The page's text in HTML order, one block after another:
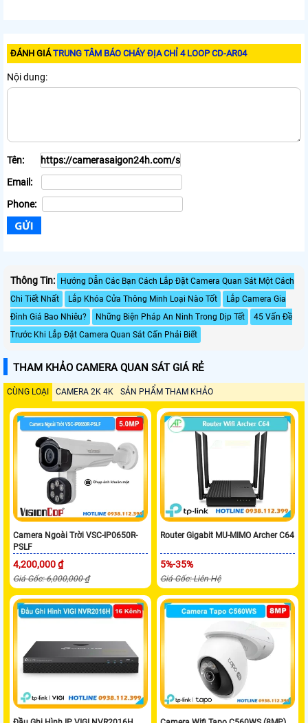
ĐÁNH GIÁTRUNG TÂM BÁO CHÁY ĐỊA CHỈ 4 LOOP CD-AR04
Nội dung:
Tên:
Email:
Phone:
Thông Tin:
Hướng Dẫn Các Bạn Cách Lắp Đặt Camera Quan Sát Một Cách
Chi Tiết Nhất
Lắp Khóa Cửa Thông Minh Loại Nào Tốt
Lắp Camera Gia
Đình Giá Bao Nhiêu?
Những Biện Pháp An Ninh Trong Dịp Tết
45 Vấn Đề
Trước Khi Lắp Đặt Camera Quan Sát Cấn Phải Biết
THAM KHẢO CAMERA QUAN SÁT GIÁ RẺ
CÙNG LOẠI CAMERA 2K 4K SẢN PHẨM THAM KHẢO
Camera Ngoài Trời VSC-IP0650R-
PSLF
4,200,000 ₫
Giá Gốc: 6,000,000 ₫
Router Gigabit MU-MIMO Archer C64
5%-35%
Giá Gốc: Liên Hệ